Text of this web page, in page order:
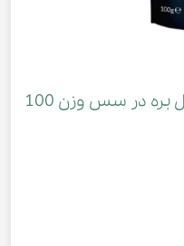
پوچ بچه گربه رفلکس پلاس مدل بره در سس وزن 100